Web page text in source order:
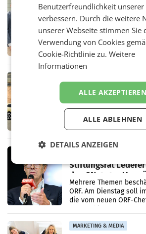
Alles bereit für den
Albrecht setzt ab
WIENER NEUDORF. – Die
Zusammenarbeit
Vorarlberger Kaufmann
kartellrechtlich
Rekordergebnis im
verdoppelt
überschreitet die
– Im Juli 2026 erreichte
wichtigen Meilenstein
101.267 Fahrzeuge aus,
verdoppelte (+102
Stiftungsrat
den SN gegen
Mehrere Themen
ORF. Am Dienstag soll
die vom neuen ORF-
MARKETING & MEDIA
Benutzerfreundlichkeit unserer
verbessern. Durch die weitere
unserer Webseite stimmen Sie
Verwendung von Cookies
Cookie-Richtlinie zu.Weitere
Informationen
ALLE AKZEPTIEREN
ALLE ABLEHNEN
DETAILS ANZEIGEN